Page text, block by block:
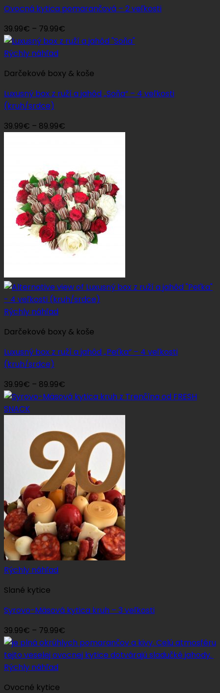
Ovocná kytica pomarančová – 2 veľkosti
39.99€ – 79.99€
range:
79.99€
Rýchly náhľad
Darčekové boxy & koše
Luxusný box z ruží a jahôd „Soňa“ – 4 veľkosti
(kruh/srdce)
39.99€ – 89.99€
89.99€
Rýchly náhľad
Darčekové boxy & koše
Luxusný box z ruží a jahôd „Peťka“ – 4 veľkosti
(kruh/srdce)
39.99€ – 89.99€
range:
89.99€
Rýchly náhľad
Slané kytice
Syrovo-Mäsová kytica kruh – 3 veľkosti
39.99€ – 79.99€
range:
39.99€
Rýchly náhľad
Ovocné kytice